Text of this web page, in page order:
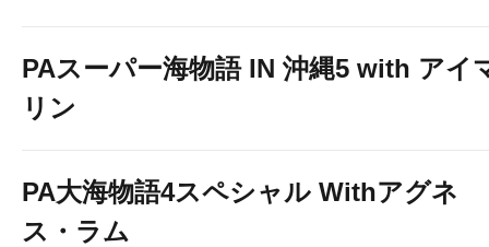
PAスーパー海物語 IN 沖縄5 with アイ
リン
PA大海物語4スペシャル Withアグネ
ス・ラム